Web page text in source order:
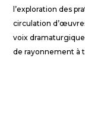
l’exploration des
circulation
voix
de rayonnement à